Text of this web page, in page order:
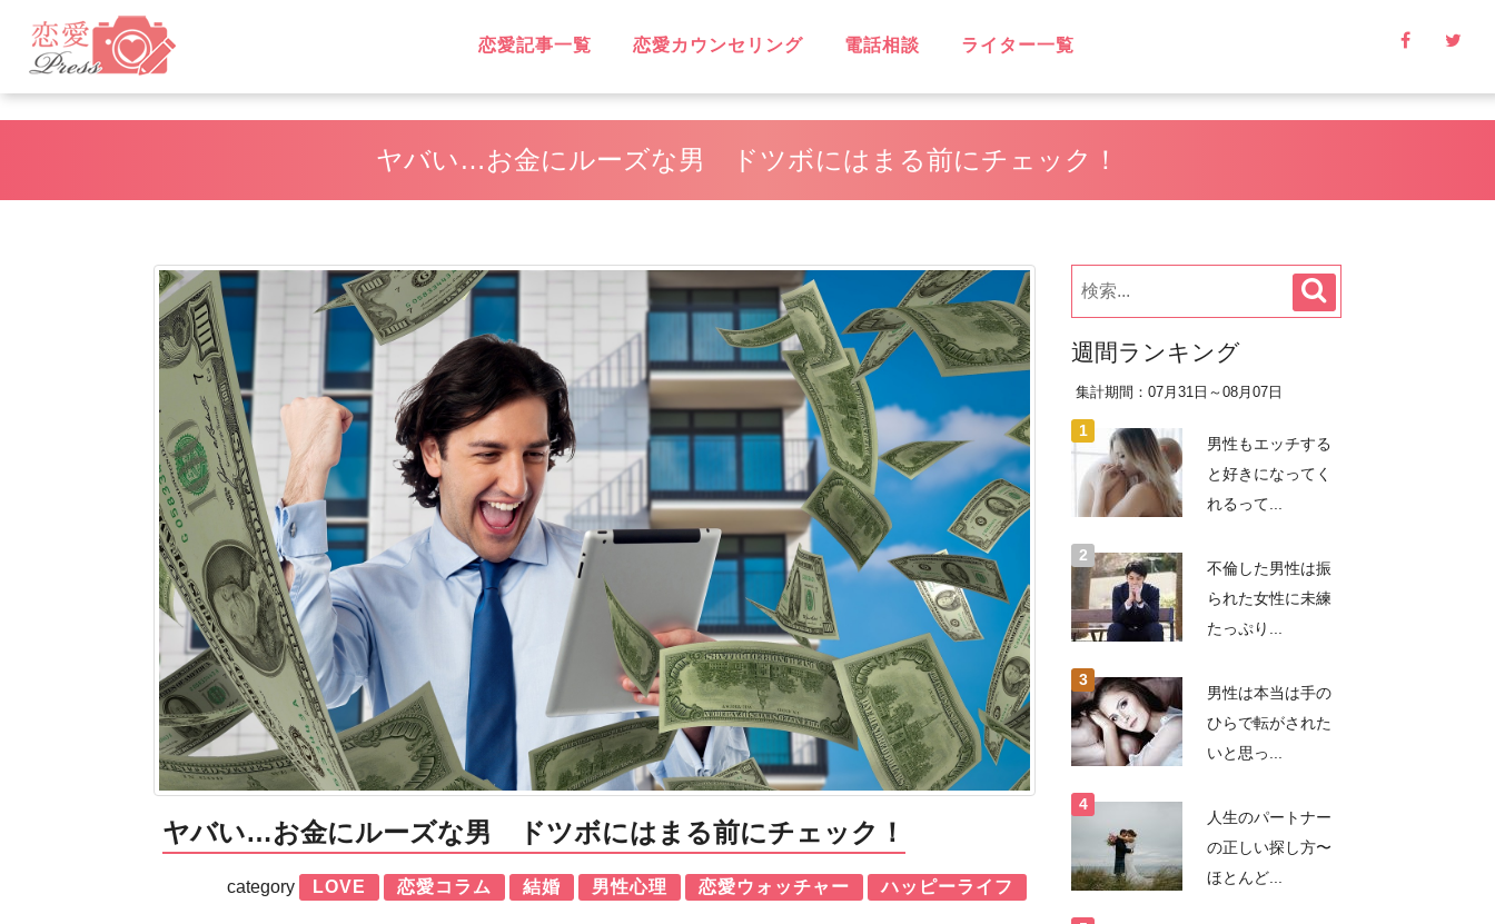
恋愛記事一覧
LOVE
不倫
無料相談
片思い
復縁
失恋
浮気
遠距離恋愛
略奪愛
ソウルメイト
スピリチュアル
恋に効く♡
笑えるネタ
子持ち
出会い
デート・旅行
同性愛
結婚
男性心理
恋愛ウォッチャー
ハッピーライフ
ヘルシーライフ
LGBT
恋愛カウンセリング 電話相談 ライター一覧
ヤバい…お金にルーズな男 ドツボにはまる前にチェック！
ヤバい…お金にルーズな男 ドツボにはまる前にチェック！
category LOVE 恋愛コラム 結婚 男性心理 恋愛ウォッチャー ハッピーライフ
週間ランキング
集計期間：07月31日～08月07日
男性もエッチする
と好きになってく
れるって...
不倫した男性は振
られた女性に未練
たっぷり...
男性は本当は手の
ひらで転がされた
いと思っ...
人生のパートナー
の正しい探し方〜
ほとんど...